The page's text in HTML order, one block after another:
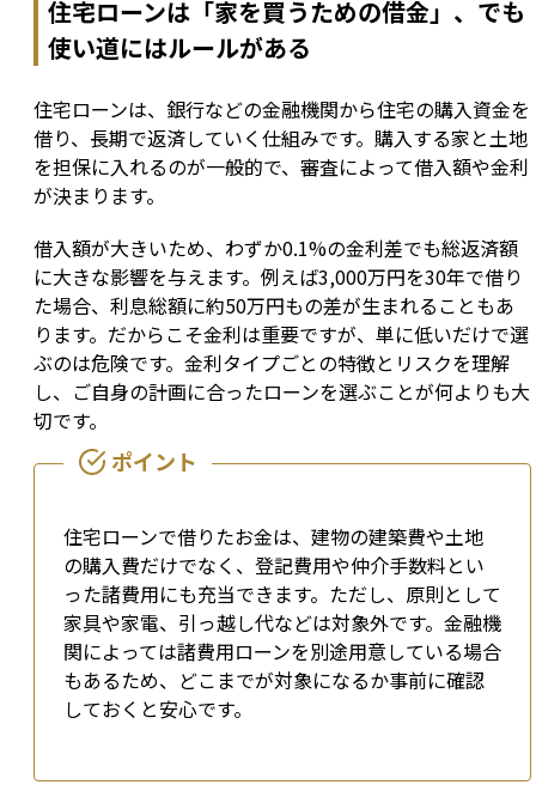
住宅ローンは「家を買うための借金」、でも
使い道にはルールがある
住宅ローンは、銀行などの金融機関から住宅の購入資金を
借り、長期で返済していく仕組みです。購入する家と土地
を担保に入れるのが一般的で、審査によって借入額や金利
が決まります。
借入額が大きいため、わずか0.1%の金利差でも総返済額
に大きな影響を与えます。例えば3,000万円を30年で借り
た場合、利息総額に約50万円もの差が生まれることもあ
ります。だからこそ金利は重要ですが、単に低いだけで選
ぶのは危険です。金利タイプごとの特徴とリスクを理解
し、ご自身の計画に合ったローンを選ぶことが何よりも大
切です。
住宅ローンで借りたお金は、建物の建築費や土地
の購入費だけでなく、登記費用や仲介手数料とい
った諸費用にも充当できます。ただし、原則として
家具や家電、引っ越し代などは対象外です。金融機
関によっては諸費用ローンを別途用意している場合
もあるため、どこまでが対象になるか事前に確認
しておくと安心です。